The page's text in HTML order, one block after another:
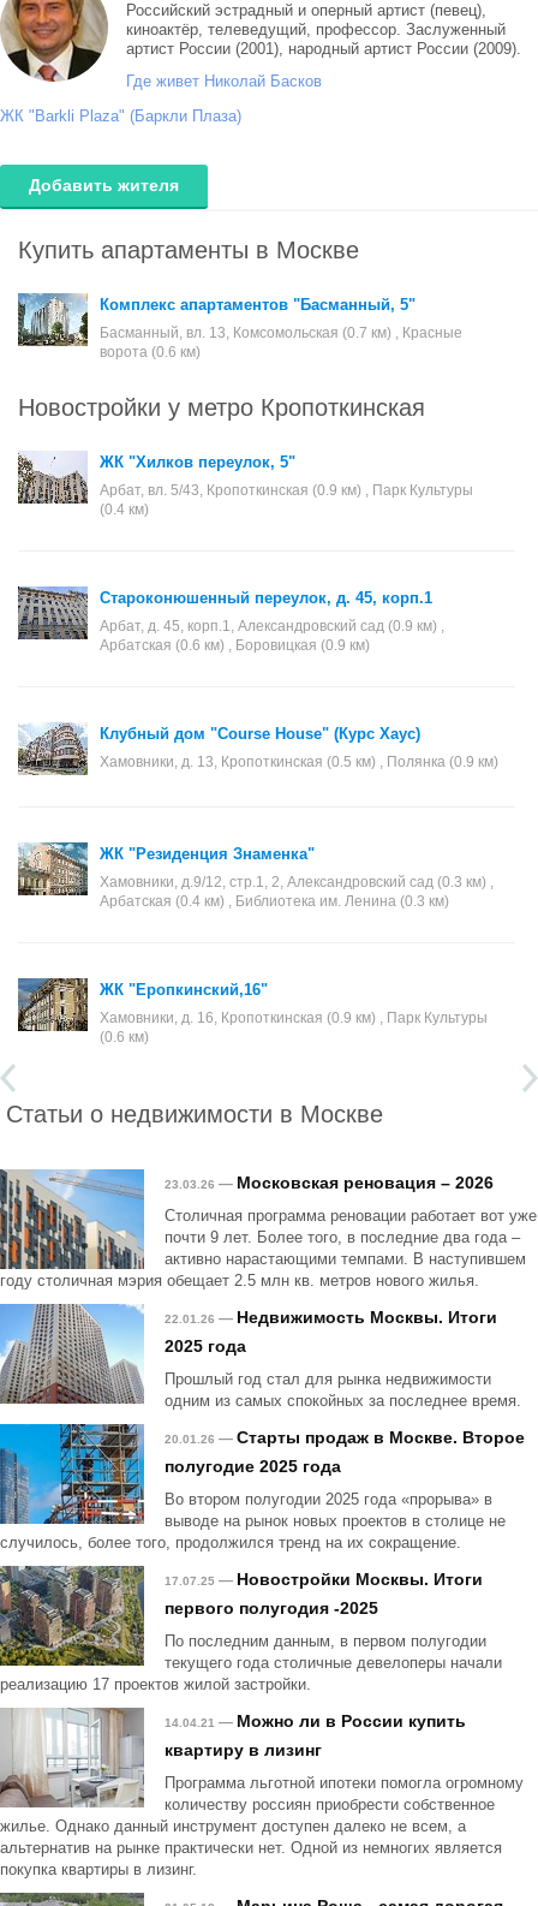
Российский эстрадный и оперный артист (певец),
киноактёр, телеведущий, профессор. Заслуженный
артист России (2001), народный артист России (2009).
Где живет Николай Басков
ЖК "Barkli Plaza" (Баркли Плаза)
Добавить жителя
Купить апартаменты в Москве
Комплекс апартаментов "Басманный, 5"
Басманный, вл. 13, Комсомольская (0.7 км) , Красные
ворота (0.6 км)
Новостройки у метро Кропоткинская
ЖК "Хилков переулок, 5"
Арбат, вл. 5/43, Кропоткинская (0.9 км) , Парк Культуры
(0.4 км)
Староконюшенный переулок, д. 45, корп.1
Арбат, д. 45, корп.1, Александровский сад (0.9 км) ,
Арбатская (0.6 км) , Боровицкая (0.9 км)
Клубный дом "Course House" (Курс Хаус)
Хамовники, д. 13, Кропоткинская (0.5 км) , Полянка (0.9 км)
ЖК "Резиденция Знаменка"
Хамовники, д.9/12, стр.1, 2, Александровский сад (0.3 км) ,
Арбатская (0.4 км) , Библиотека им. Ленина (0.3 км)
ЖК "Еропкинский,16"
Хамовники, д. 16, Кропоткинская (0.9 км) , Парк Культуры
(0.6 км)
Статьи о недвижимости в Москве
23.03.26 — Московская реновация – 2026
Столичная программа реновации работает вот уже
почти 9 лет. Более того, в последние два года –
активно нарастающими темпами. В наступившем
году столичная мэрия обещает 2.5 млн кв. метров нового жилья.
22.01.26 — Недвижимость Москвы. Итоги
2025 года
Прошлый год стал для рынка недвижимости
одним из самых спокойных за последнее время.
20.01.26 — Старты продаж в Москве. Второе
полугодие 2025 года
Во втором полугодии 2025 года «прорыва» в
выводе на рынок новых проектов в столице не
случилось, более того, продолжился тренд на их сокращение.
17.07.25 — Новостройки Москвы. Итоги
первого полугодия -2025
По последним данным, в первом полугодии
текущего года столичные девелоперы начали
реализацию 17 проектов жилой застройки.
14.04.21 — Можно ли в России купить
квартиру в лизинг
Программа льготной ипотеки помогла огромному
количеству россиян приобрести собственное
жилье. Однако данный инструмент доступен далеко не всем, а
альтернатив на рынке практически нет. Одной из немногих является
покупка квартиры в лизинг.